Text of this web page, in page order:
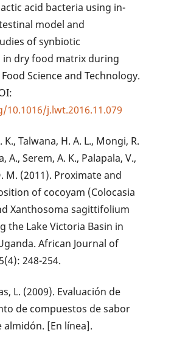
acid bacteria using in-
model and
of synbiotic
in dry food matrix during
Science and Technology.
j.lwt.2016.11.079
Talwana, H. A. L., Mongi, R.
A., Serem, A. K., Palapala, V.,
M. (2011). Proximate and
of cocoyam (Colocasia
Xanthosoma sagittifolium
the Lake Victoria Basin in
African Journal of
248-254.
L. (2009). Evaluación de
de compuestos de sabor
almidón. [En línea].